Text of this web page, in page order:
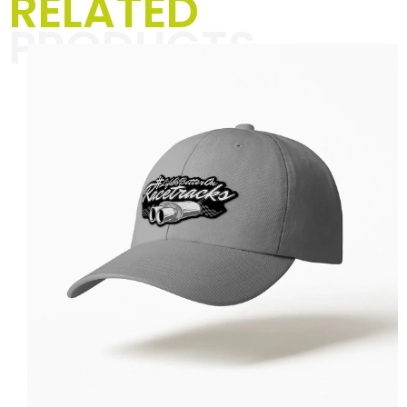
Humor aufpeppen. Perfekt für
Motorsportbegeisterte und alle, die
ihre Leidenschaft mit Stil und
Selbstironie zeigen wollen.
Hier klicken
PRODUCTS